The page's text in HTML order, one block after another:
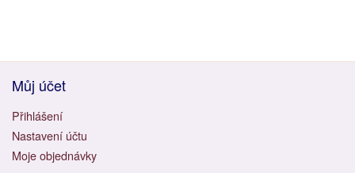
Můj účet
Přihlášení
Nastavení účtu
Moje objednávky